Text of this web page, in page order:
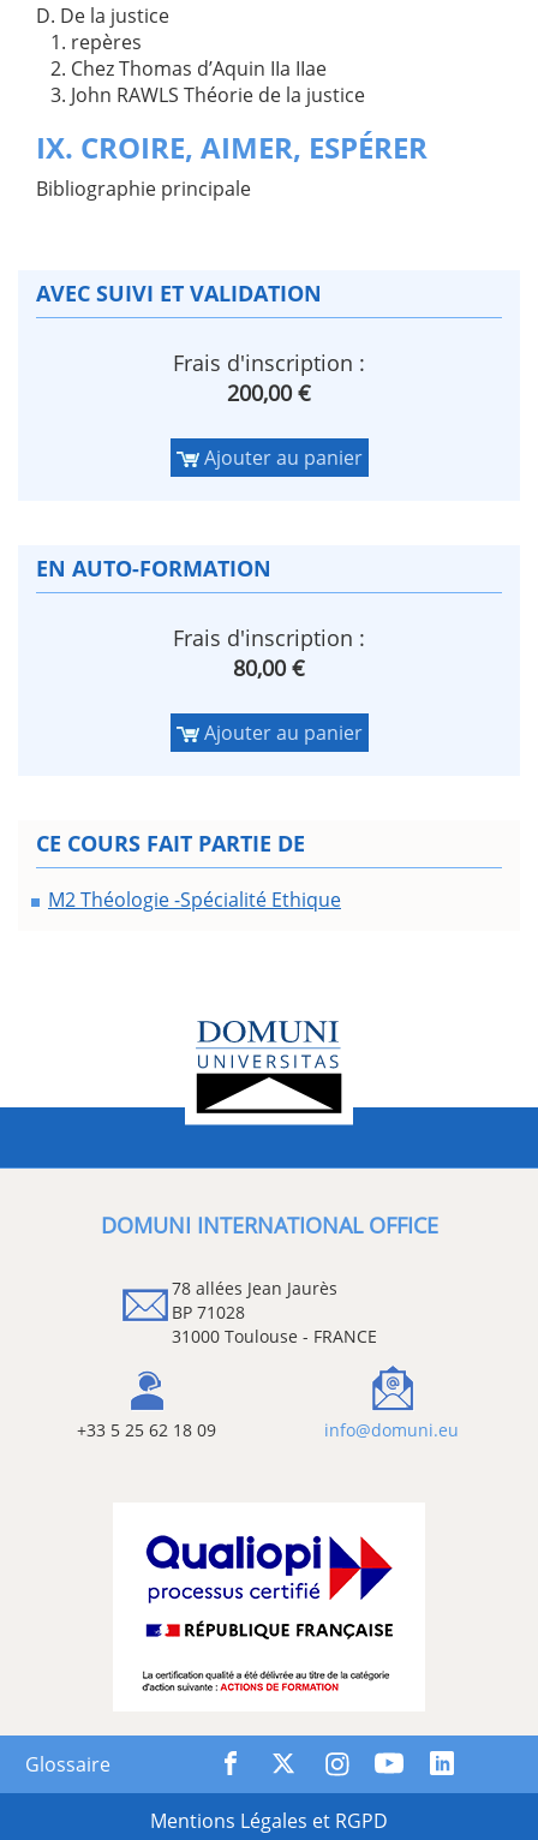
D. De la justice
1. repères
2. Chez Thomas d’Aquin IIa IIae
3. John RAWLS Théorie de la justice
IX. CROIRE, AIMER, ESPÉRER
Bibliographie principale
AVEC SUIVI ET VALIDATION
Frais d'inscription :
200,00 €
Ajouter au panier
EN AUTO-FORMATION
Frais d'inscription :
80,00 €
Ajouter au panier
CE COURS FAIT PARTIE DE
M2 Théologie -Spécialité Ethique
DOMUNI INTERNATIONAL OFFICE
78 allées Jean Jaurès
BP 71028
31000 Toulouse - FRANCE
+33 5 25 62 18 09 info@domuni.eu
Glossaire
Mentions Légales et RGPD